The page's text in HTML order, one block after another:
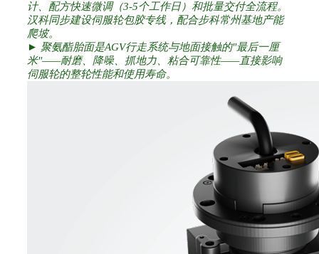
计、配方快速微调（3-5个工作日）和批量交付全流程。
汉科同步建设伺服轮包胶专线，配合步科常州基地产能
爬坡。
► 聚氨酯胎面是AGV行走系统与地面接触的"最后一厘
米"——耐磨、降噪、抓地力、粘合可靠性——直接影响
伺服轮的整轮性能和使用寿命。